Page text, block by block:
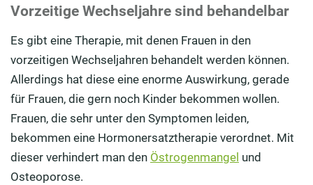
Vorzeitige Wechseljahre sind behandelbar
Es gibt eine Therapie, mit denen Frauen in den
vorzeitigen Wechseljahren behandelt werden können.
Allerdings hat diese eine enorme Auswirkung, gerade
für Frauen, die gern noch Kinder bekommen wollen.
Frauen, die sehr unter den Symptomen leiden,
bekommen eine Hormonersatztherapie verordnet. Mit
dieser verhindert man den Östrogenmangel und
Osteoporose.